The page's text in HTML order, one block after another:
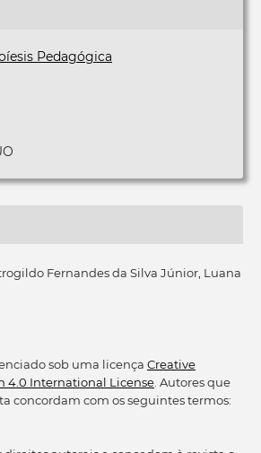
Pedagógica
Fernandes da Silva Júnior, Luana
sob uma licença Creative
4.0 International License. Autores que
concordam com os seguintes termos: